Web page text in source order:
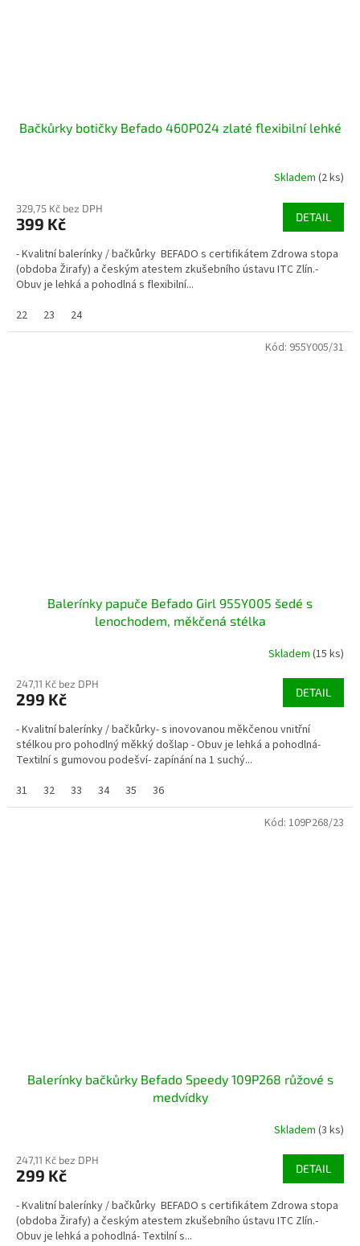
Bačkůrky botičky Befado 460P024 zlaté flexibilní lehké
Skladem (2 ks)
329,75 Kč bez DPH
399 Kč DETAIL
- Kvalitní balerínky / bačkůrky BEFADO s certifikátem Zdrowa stopa
(obdoba Žirafy) a českým atestem zkušebního ústavu ITC Zlín.-
Obuv je lehká a pohodlná s flexibilní...
22
23 24
Balerínky papuče Befado Girl 955Y005 šedé s
lenochodem, měkčená stélka
Skladem (15 ks)
247,11 Kč bez DPH
299 Kč DETAIL
- Kvalitní balerínky / bačkůrky- s inovovanou měkčenou vnitřní
stélkou pro pohodlný měkký došlap - Obuv je lehká a pohodlná-
Textilní s gumovou podešví- zapínání na 1 suchý...
31
32 33 34 35 36
Kód: 955Y005/31
Balerínky bačkůrky Befado Speedy 109P268 růžové s
medvídky
Skladem (3 ks)
247,11 Kč bez DPH
299 Kč DETAIL
- Kvalitní balerínky / bačkůrky BEFADO s certifikátem Zdrowa stopa
(obdoba Žirafy) a českým atestem zkušebního ústavu ITC Zlín.-
Obuv je lehká a pohodlná- Textilní s...
Kód: 109P268/23